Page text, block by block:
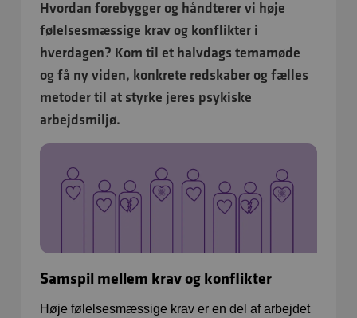
Hvordan forebygger og håndterer vi høje
følelsesmæssige krav og konflikter i
hverdagen? Kom til et halvdags temamøde
og få ny viden, konkrete redskaber og fælles
metoder til at styrke jeres psykiske
arbejdsmiljø.
Samspil mellem krav og konflikter
Høje følelsesmæssige krav er en del af arbejdet